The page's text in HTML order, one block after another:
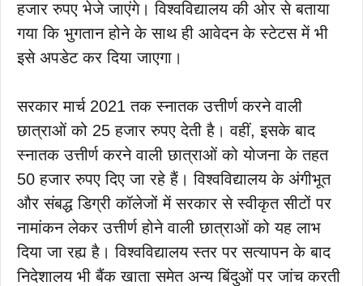
हजार रुपए भेजे जाएंगे। विश्वविद्यालय की ओर से बताया
गया कि भुगतान होने के साथ ही आवेदन के स्टेटस में भी
इसे अपडेट कर दिया जाएगा।
सरकार मार्च 2021 तक स्नातक उत्तीर्ण करने वाली
छात्राओं को 25 हजार रुपए देती है। वहीं, इसके बाद
स्नातक उत्तीर्ण करने वाली छात्राओं को योजना के तहत
50 हजार रुपए दिए जा रहे हैं। विश्वविद्यालय के अंगीभूत
और संबद्ध डिग्री कॉलेजों में सरकार से स्वीकृत सीटों पर
नामांकन लेकर उत्तीर्ण होने वाली छात्राओं को यह लाभ
दिया जा रह्य है। विश्वविद्यालय स्तर पर सत्यापन के बाद
निदेशालय भी बैंक खाता समेत अन्य बिंदुओं पर जांच करती